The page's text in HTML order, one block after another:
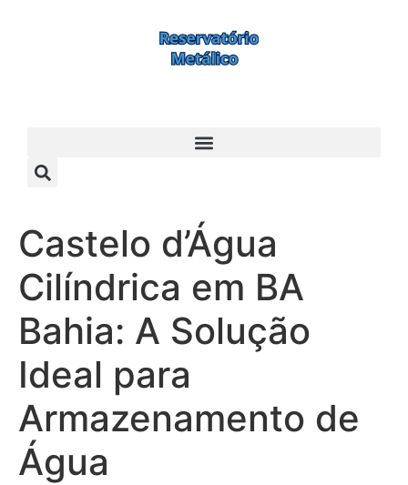
Castelo d’Água
Cilíndrica em BA
Bahia: A Solução
Ideal para
Armazenamento de
Água